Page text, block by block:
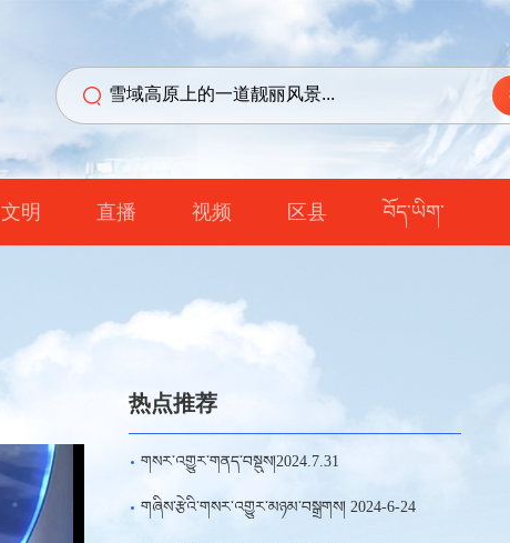
文明 直播 视频 区县 བོད་ཡིག་
热点推荐
གསར་འགྱུར་གནད་བསྡུས།2024.7.31
གཞིས་རྩེའི་གསར་འགྱུར་མཉམ་བསྒྲགས། 2024-6-24